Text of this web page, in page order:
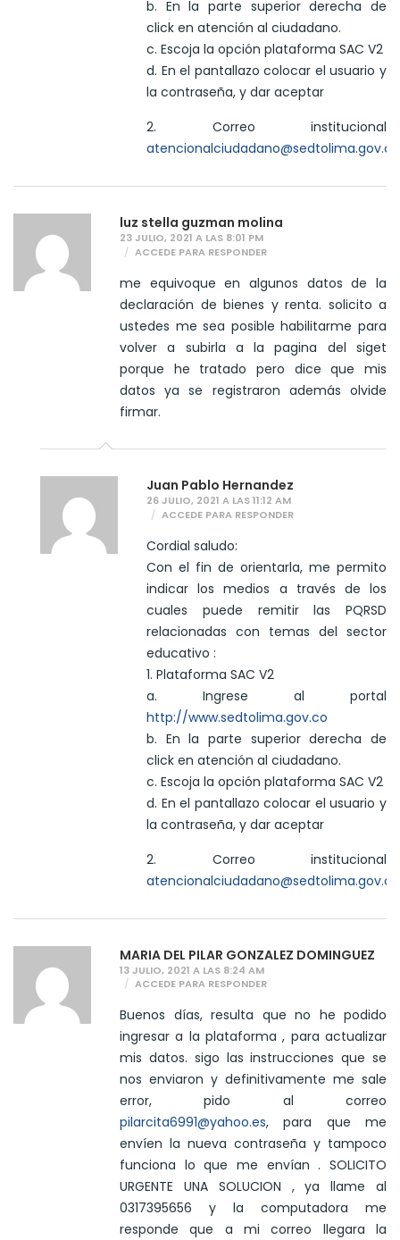
b. En la parte superior derecha de
click en atención al ciudadano.
c. Escoja la opción plataforma SAC V2
d. En el pantallazo colocar el usuario y
la contraseña, y dar aceptar
2. Correo institucional
atencionalciudadano@sedtolima.gov.co
luz stella guzman molina
23 JULIO, 2021 A LAS 8:01 PM
ACCEDE PARA RESPONDER
me equivoque en algunos datos de la
declaración de bienes y renta. solicito a
ustedes me sea posible habilitarme para
volver a subirla a la pagina del siget
porque he tratado pero dice que mis
datos ya se registraron además olvide
firmar.
Juan Pablo Hernandez
26 JULIO, 2021 A LAS 11:12 AM
ACCEDE PARA RESPONDER
Cordial saludo:
Con el fin de orientarla, me permito
indicar los medios a través de los
cuales puede remitir las PQRSD
relacionadas con temas del sector
educativo :
1. Plataforma SAC V2
a. Ingrese al portal
http://www.sedtolima.gov.co
b. En la parte superior derecha de
click en atención al ciudadano.
c. Escoja la opción plataforma SAC V2
d. En el pantallazo colocar el usuario y
la contraseña, y dar aceptar
2. Correo institucional
atencionalciudadano@sedtolima.gov.co
MARIA DEL PILAR GONZALEZ DOMINGUEZ
13 JULIO, 2021 A LAS 8:24 AM
ACCEDE PARA RESPONDER
Buenos días, resulta que no he podido
ingresar a la plataforma , para actualizar
mis datos. sigo las instrucciones que se
nos enviaron y definitivamente me sale
error, pido al correo
pilarcita6991@yahoo.es, para que me
envíen la nueva contraseña y tampoco
funciona lo que me envían . SOLICITO
URGENTE UNA SOLUCION , ya llame al
0317395656 y la computadora me
responde que a mi correo llegara la